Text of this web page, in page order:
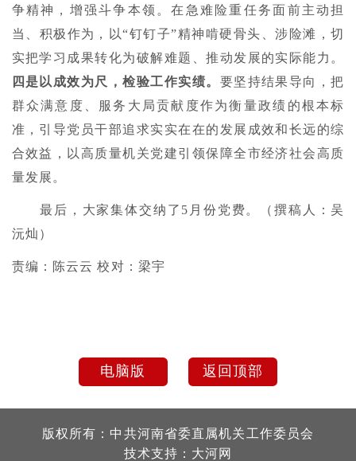
争精神，增强斗争本领。在急难险重任务面前主动担
当、积极作为，以“钉钉子”精神啃硬骨头、涉险滩，切
实把学习成果转化为破解难题、推动发展的实际能力。
四是以成效为尺，检验工作实绩。 要坚持结果导向，把
群众满意度、服务大局贡献度作为衡量政绩的根本标
准，引导党员干部追求实实在在的发展成效和长远的综
合效益，以高质量机关党建引领保障全市经济社会高质
量发展。
最后，大家集体交纳了5月份党费。（撰稿人：吴
沅灿）
责编：陈云云 校对：梁宇
电脑版 返回顶部
版权所有：中共河南省委直属机关工作委员会
技术支持： 大河网